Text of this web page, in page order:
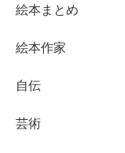
絵本まとめ
絵本作家
自伝
芸術